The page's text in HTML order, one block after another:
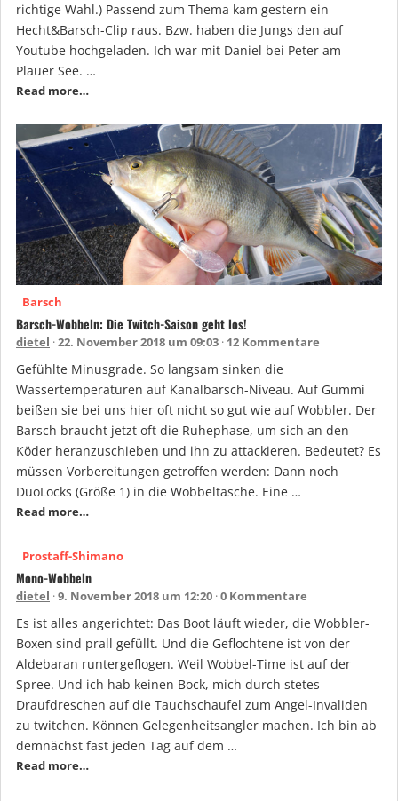
richtige Wahl.) Passend zum Thema kam gestern ein
Hecht&Barsch-Clip raus. Bzw. haben die Jungs den auf
Youtube hochgeladen. Ich war mit Daniel bei Peter am
Plauer See. …
Read more…
Barsch
Barsch-Wobbeln: Die Twitch-Saison geht los!
dietel 22. November 2018 um 09:03 12 Kommentare
Gefühlte Minusgrade. So langsam sinken die
Wassertemperaturen auf Kanalbarsch-Niveau. Auf Gummi
beißen sie bei uns hier oft nicht so gut wie auf Wobbler. Der
Barsch braucht jetzt oft die Ruhephase, um sich an den
Köder heranzuschieben und ihn zu attackieren. Bedeutet? Es
müssen Vorbereitungen getroffen werden: Dann noch
DuoLocks (Größe 1) in die Wobbeltasche. Eine …
Read more…
Prostaff-Shimano
Mono-Wobbeln
dietel 9. November 2018 um 12:20 0 Kommentare
Es ist alles angerichtet: Das Boot läuft wieder, die Wobbler-
Boxen sind prall gefüllt. Und die Geflochtene ist von der
Aldebaran runtergeflogen. Weil Wobbel-Time ist auf der
Spree. Und ich hab keinen Bock, mich durch stetes
Draufdreschen auf die Tauchschaufel zum Angel-Invaliden
zu twitchen. Können Gelegenheitsangler machen. Ich bin ab
demnächst fast jeden Tag auf dem …
Read more…